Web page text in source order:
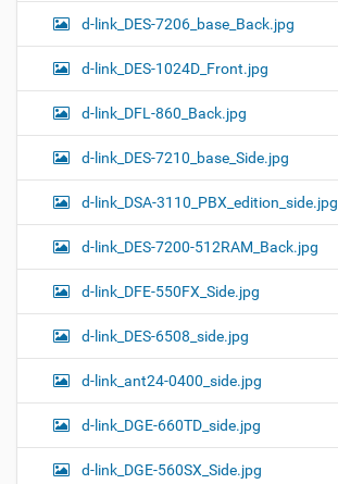
d-link_DES-7206_base_Back.jpg
d-link_DES-1024D_Front.jpg
d-link_DFL-860_Back.jpg
d-link_DES-7210_base_Side.jpg
d-link_DSA-3110_PBX_edition_side.jpg
d-link_DES-7200-512RAM_Back.jpg
d-link_DFE-550FX_Side.jpg
d-link_DES-6508_side.jpg
d-link_ant24-0400_side.jpg
d-link_DGE-660TD_side.jpg
d-link_DGE-560SX_Side.jpg